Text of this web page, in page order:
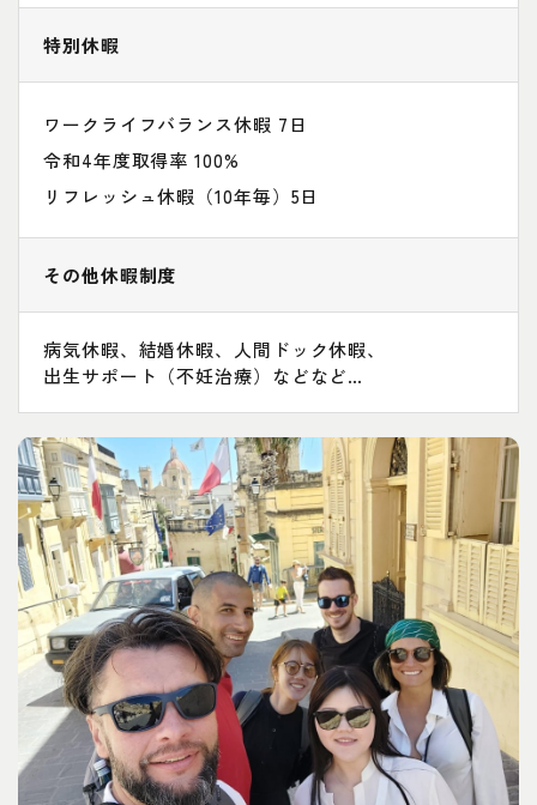
特別休暇
ワークライフバランス休暇 7日
令和4年度取得率 100%
リフレッシュ休暇（10年毎）5日
その他休暇制度
病気休暇、結婚休暇、人間ドック休暇、
出生サポート（不妊治療）などなど…